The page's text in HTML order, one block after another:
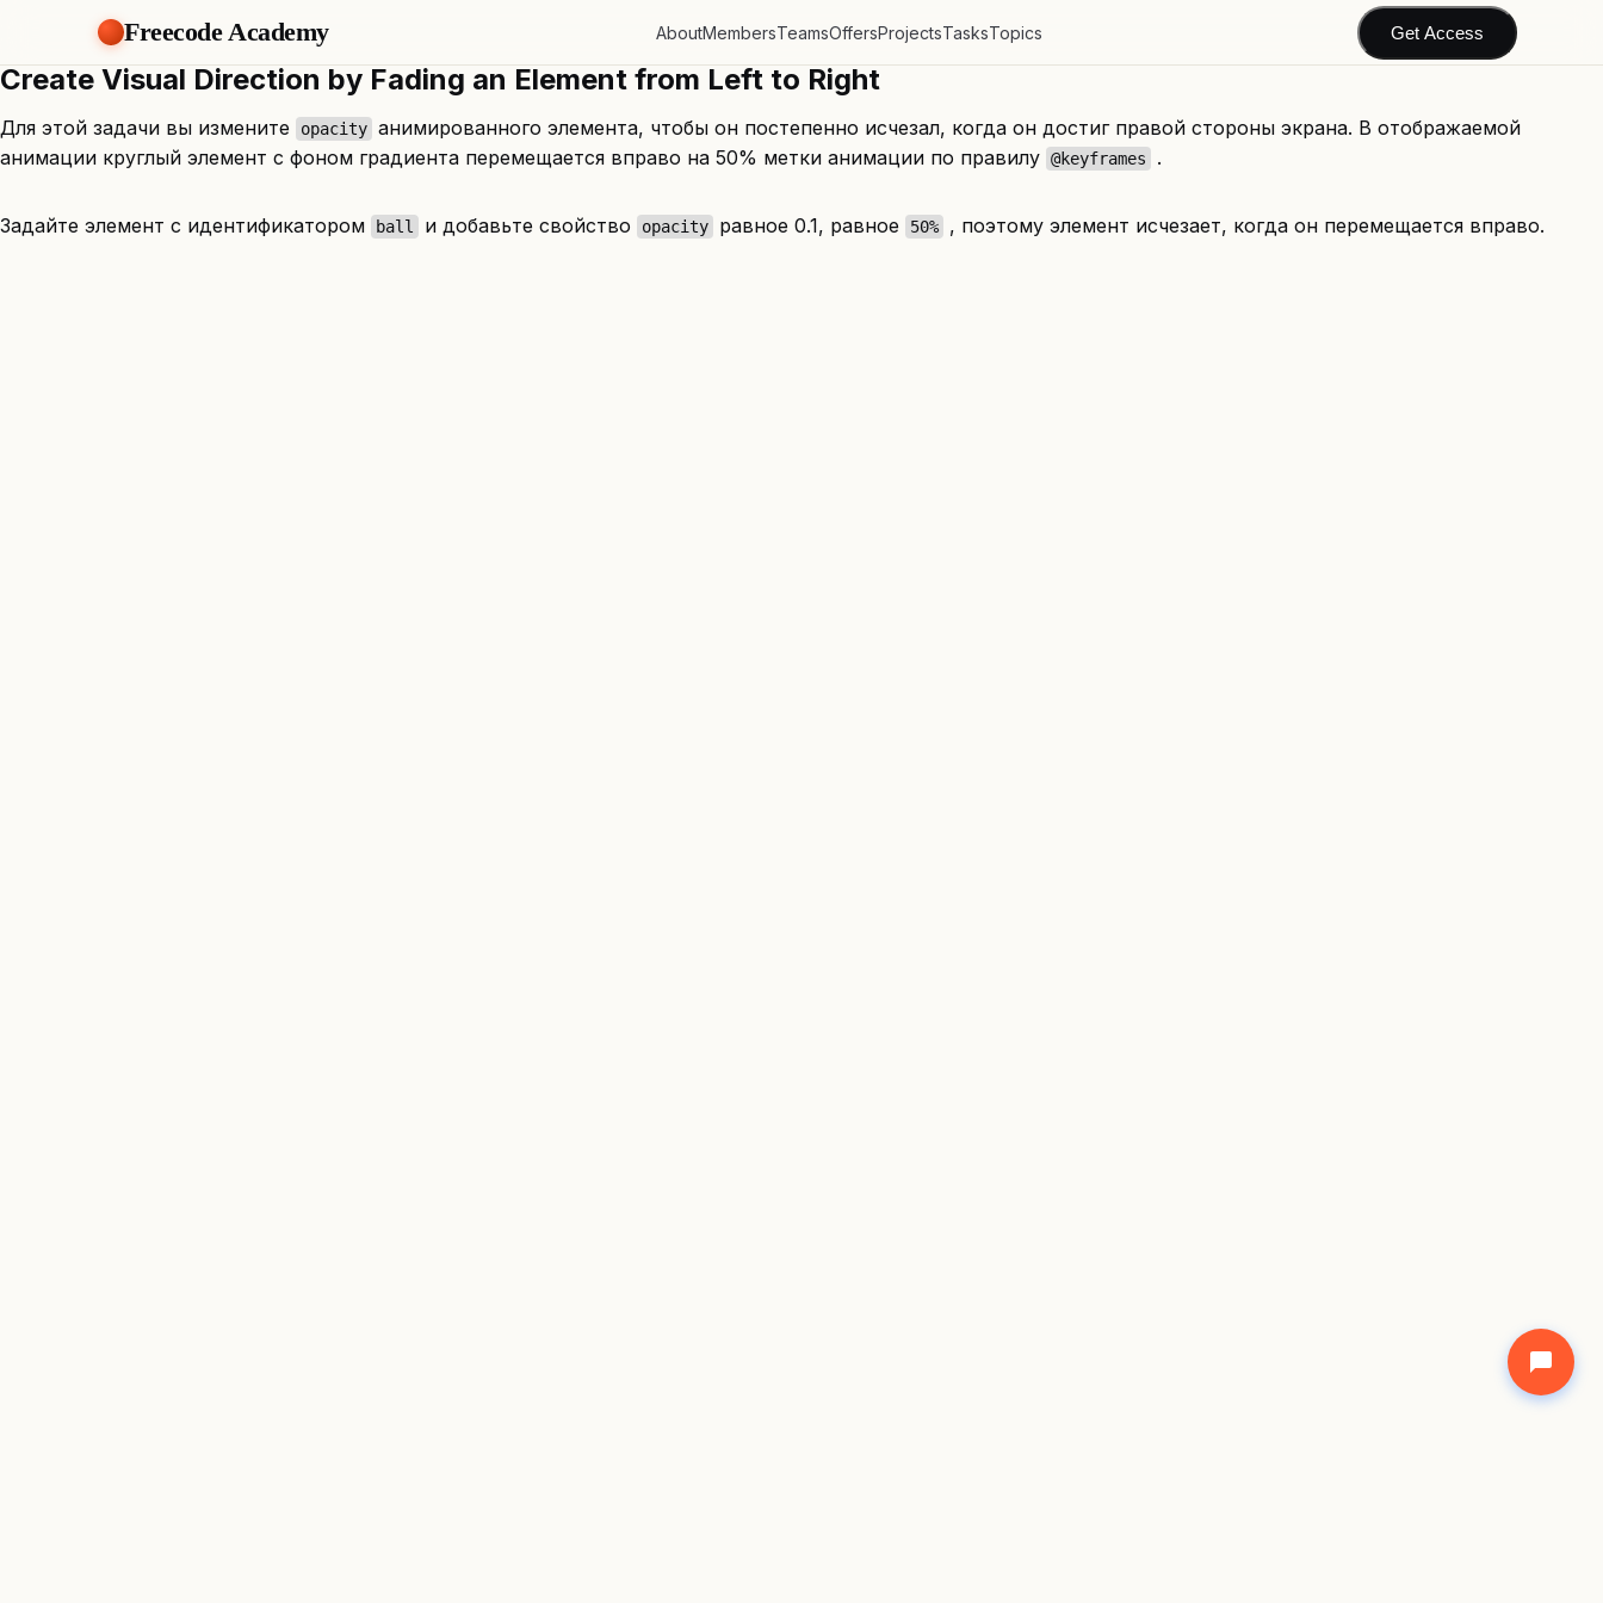
Freecode Academy AboutMembersTeamsOffersProjectsTasksTopics Get Access
Create Visual Direction by Fading an Element from Left to Right
Для этой задачи вы измените opacity анимированного элемента, чтобы он постепенно исчезал, когда он достиг правой стороны экрана. В отображаемой
анимации круглый элемент с фоном градиента перемещается вправо на 50% метки анимации по правилу @keyframes .
Задайте элемент с идентификатором ball и добавьте свойство opacity равное 0.1, равное 50% , поэтому элемент исчезает, когда он перемещается вправо.